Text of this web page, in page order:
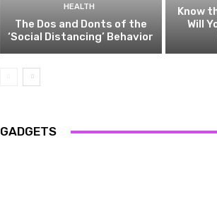
HEALTH
The Dos and Donts of the
‘Social Distancing’ Behavior
Know
Will
GADGETS